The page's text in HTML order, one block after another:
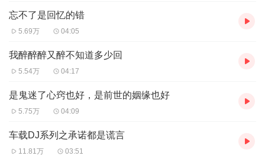
忘不了是回忆的错
5.69万 04:05
我醉醉醉又醉不知道多少回
5.54万 04:17
是鬼迷了心窍也好，是前世的姻缘也好
5.75万 04:09
车载DJ系列之承诺都是谎言
11.81万 03:51